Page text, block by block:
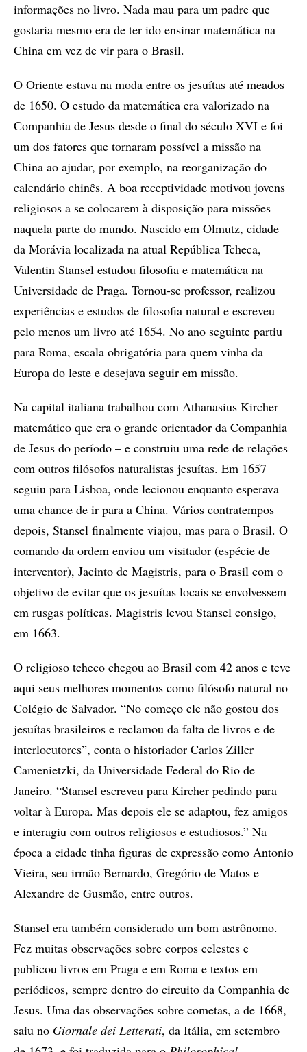
informações no livro. Nada mau para um padre que
gostaria mesmo era de ter ido ensinar matemática na
China em vez de vir para o Brasil.
O Oriente estava na moda entre os jesuítas até meados
de 1650. O estudo da matemática era valorizado na
Companhia de Jesus desde o final do século XVI e foi
um dos fatores que tornaram possível a missão na
China ao ajudar, por exemplo, na reorganização do
calendário chinês. A boa receptividade motivou jovens
religiosos a se colocarem à disposição para missões
naquela parte do mundo. Nascido em Olmutz, cidade
da Morávia localizada na atual República Tcheca,
Valentin Stansel estudou filosofia e matemática na
Universidade de Praga. Tornou-se professor, realizou
experiências e estudos de filosofia natural e escreveu
pelo menos um livro até 1654. No ano seguinte partiu
para Roma, escala obrigatória para quem vinha da
Europa do leste e desejava seguir em missão.
Na capital italiana trabalhou com Athanasius Kircher –
matemático que era o grande orientador da Companhia
de Jesus do período – e construiu uma rede de relações
com outros filósofos naturalistas jesuítas. Em 1657
seguiu para Lisboa, onde lecionou enquanto esperava
uma chance de ir para a China. Vários contratempos
depois, Stansel finalmente viajou, mas para o Brasil. O
comando da ordem enviou um visitador (espécie de
interventor), Jacinto de Magistris, para o Brasil com o
objetivo de evitar que os jesuítas locais se envolvessem
em rusgas políticas. Magistris levou Stansel consigo,
em 1663.
O religioso tcheco chegou ao Brasil com 42 anos e teve
aqui seus melhores momentos como filósofo natural no
Colégio de Salvador. “No começo ele não gostou dos
jesuítas brasileiros e reclamou da falta de livros e de
interlocutores”, conta o historiador Carlos Ziller
Camenietzki, da Universidade Federal do Rio de
Janeiro. “Stansel escreveu para Kircher pedindo para
voltar à Europa. Mas depois ele se adaptou, fez amigos
e interagiu com outros religiosos e estudiosos.” Na
época a cidade tinha figuras de expressão como Antonio
Vieira, seu irmão Bernardo, Gregório de Matos e
Alexandre de Gusmão, entre outros.
Stansel era também considerado um bom astrônomo.
Fez muitas observações sobre corpos celestes e
publicou livros em Praga e em Roma e textos em
periódicos, sempre dentro do circuito da Companhia de
Jesus. Uma das observações sobre cometas, a de 1668,
saiu no Giornale dei Letterati, da Itália, em setembro